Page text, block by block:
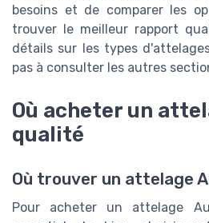
besoins et de comparer les
trouver le meilleur rapport
détails sur les types
pas à consulter les autres
Où acheter un
qualité
Où trouver un attelage
Pour acheter un attelage